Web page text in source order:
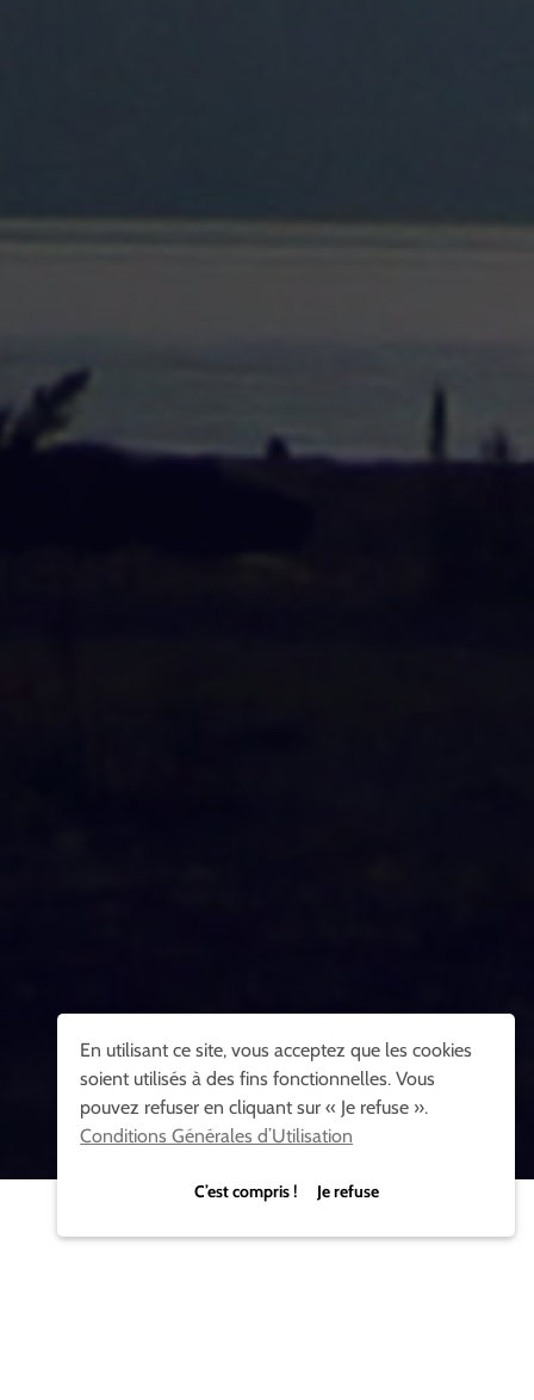
En utilisant ce site, vous acceptez que les cookies
soient utilisés à des fins fonctionnelles. Vous
pouvez refuser en cliquant sur « Je refuse ».
Conditions Générales d’Utilisation
C’est compris ! Je refuse